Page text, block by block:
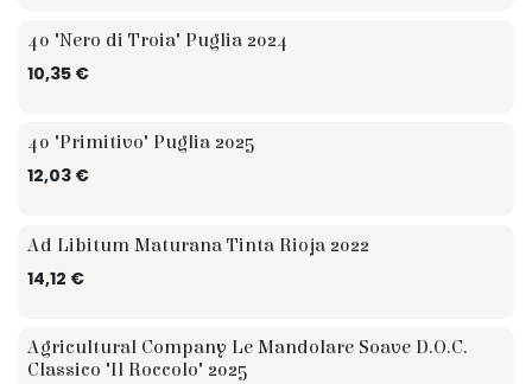
TIP
40 "Nero di Troia" Puglia 2024
10,35 €
TIP
40 "Primitivo" Puglia 2025
12,03 €
Ad Libitum Maturana Tinta Rioja 2022
14,12 €
☆ Sommelier
Agricultural Company Le Mandolare Soave D.O.C.
Classico "Il Roccolo" 2025